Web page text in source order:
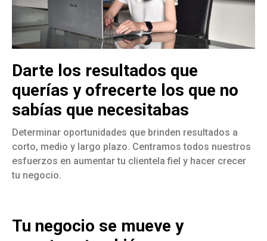
Darte los resultados que
querías y ofrecerte los que no
sabías que necesitabas
Determinar oportunidades que brinden resultados a
corto, medio y largo plazo. Centramos todos nuestros
esfuerzos en aumentar tu clientela fiel y hacer crecer
tu negocio.
Tu negocio se mueve y